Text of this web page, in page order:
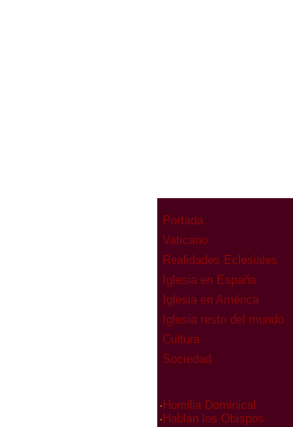
Portada
Vaticano
Realidades Eclesiales
Iglesia en España
Iglesia en América
Iglesia resto del mundo
Cultura
Sociedad
· Homilia Dominical
· Hablan los Obispos